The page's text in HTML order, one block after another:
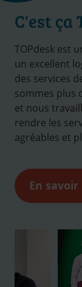
C'est ça
TOPdesk est
un excellent
des services
sommes plus
et nous
rendre les
agréables et
En